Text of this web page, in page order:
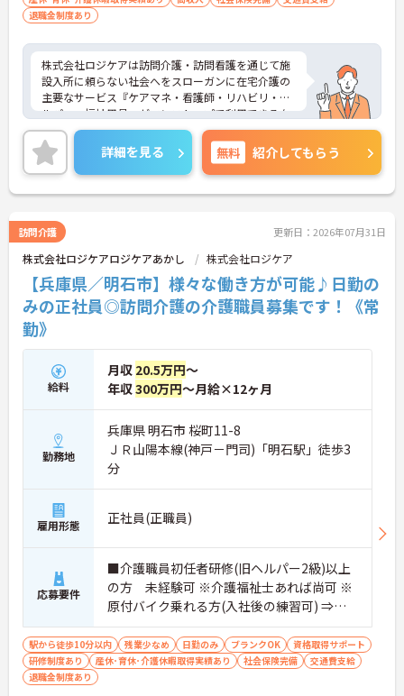
退職金制度あり
株式会社ロジケアは訪問介護・訪問看護を通じて施
設入所に頼らない社会へをスローガンに在宅介護の
主要なサービス『ケアマネ・看護師・リハビリ・ヘ
ルパー・福祉用具』がワンストップで利用できる在
宅専門企業です。
人手不足の介護業界を救う画期的な取り組みとして
『スポーツ×介護』のタッグにて女子ソフトボール
チーム部の創立やサッカーチームやキックボクサー
とのコラボ等スポーツと仕事の両立を支援するため
でも珍しく新卒採用を積極的に行い若い世代から教
育を重ね多様な年代構成のヘルパーステーションを
作り上げ将来の日本の介護を背負っていく人材を養
成しております。
土日祝日休みで残業も少ないのでプライベートを大
切にしながらお仕事ができます。
ケアマネ・介護職・看護師・セラピスト・福祉用具
を配置し、専門職が集結する環境でチームワークの
ご興味ある方には、面接のポイントなど、さらに詳
細をお話致しますのでお気軽にご相談ください。
詳細を見る 無料 紹介してもらう
訪問介護 更新日：2026年07月31日
株式会社ロジケアロジケアあかし 株式会社ロジケア
【兵庫県／明石市】様々な働き方が可能♪日勤の
みの正社員◎訪問介護の介護職員募集です！《常
勤》
給料
月収 20.5万円～
年収300万円～月給×12ヶ月
勤務地
兵庫県 明石市 桜町11-8
ＪＲ山陽本線(神戸－門司)「明石駅」徒歩3
分
雇用形態 正社員(正職員)
応募要件
■介護職員初任者研修(旧ヘルパー2級)以上
の方 未経験可 ※介護福祉士あれば尚可 ※
原付バイク乗れる方(入社後の練習可) ⇒電
気自転車も有
駅から徒歩10分以内 残業少なめ 日勤のみ ブランクOK
資格取得サポート
研修制度あり
産休･育休･介護休暇取得実績あり 社会保険完備
交通費支給
退職金制度あり